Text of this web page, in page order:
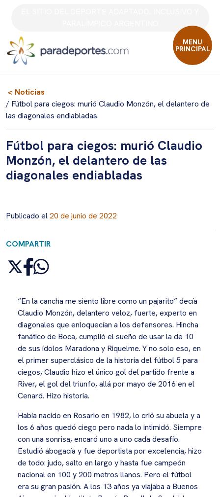
MENU
PRINCIPAL
< Noticias
/ Fútbol para ciegos: murió Claudio Monzón, el delantero de
las diagonales endiabladas
Fútbol para ciegos: murió Claudio
Monzón, el delantero de las
diagonales endiabladas
Publicado el20 de junio de 2022
COMPARTIR
“En la cancha me siento libre como un pajarito” decía
Claudio Monzón, delantero veloz, fuerte, experto en
diagonales que enloquecían a los defensores. Hincha
fanático de Boca, cumplió el sueño de usar la de 10
de sus ídolos Maradona y Riquelme. Y no solo eso, en
el primer superclásico de la historia del fútbol 5 para
ciegos, Claudio hizo el único gol del partido frente a
River, el gol del triunfo, allá por mayo de 2016 en el
Cenard. Hizo historia.
Había nacido en Rosario en 1982, lo crió su abuela y a
los 6 años quedó ciego pero nada lo intimidó. Siempre
con una sonrisa, encaró uno a uno cada desafío.
Estudió abogacía y fue deportista por excelencia, hizo
de todo: judo, salto en largo y hasta fue campeón
nacional en 100 y 200 metros llanos. Pero el fútbol
era su gran pasión. A los 13 años ya viajaba a Buenos